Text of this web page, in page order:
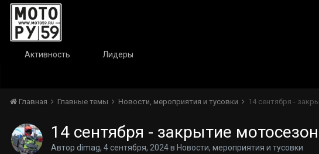
Активность Лидеры
Главная Главные темы Новости, мероприятия и тусовки 14 сентября -
14 сентября - закрытие
Автор dimag, 4 сентября, 2024в Новости, мероприятия и тусовки